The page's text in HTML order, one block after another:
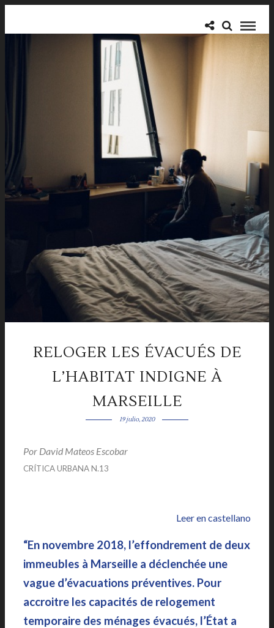
RELOGER LES ÉVACUÉS DE
L’HABITAT INDIGNE À
MARSEILLE
19 julio, 2020
Por David Mateos Escobar
CRÍTICA URBANA N.13
Leer en castellano
“En novembre 2018, l’effondrement de deux
immeubles à Marseille a déclenchée une
vague d’évacuations préventives. Pour
accroitre les capacités de relogement
temporaire des ménages évacués, l’État a